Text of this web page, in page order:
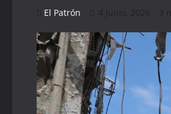
El Patrón 4 junio, 2026 3